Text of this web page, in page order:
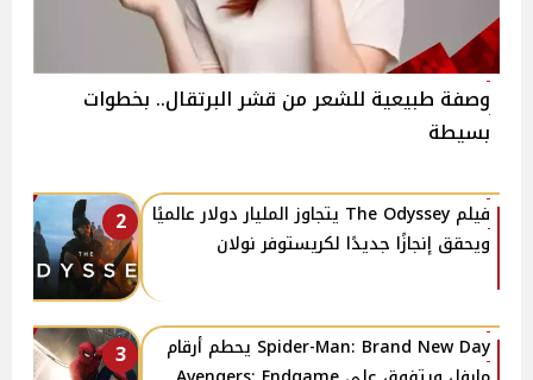
وصفة طبيعية للشعر من قشر البرتقال.. بخطوات
بسيطة
2
فيلم The Odyssey يتجاوز المليار دولار عالميًا
ويحقق إنجازًا جديدًا لكريستوفر نولان
3
Spider-Man: Brand New Day يحطم أرقام